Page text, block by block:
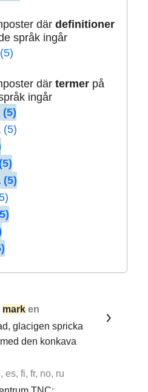
där definitioner
språk ingår
där termerpå
ingår
(5)
(5)
mark en
glacigen spricka
den konkava
es, fi, fr, no, ru